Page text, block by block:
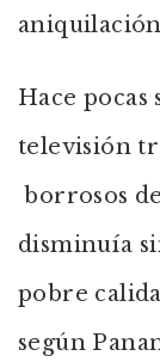
Hace pocas
televisión
borrosos
disminuía
pobre
según